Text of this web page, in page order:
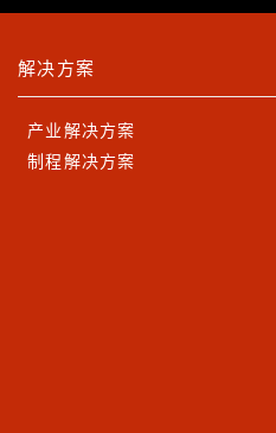
解决方案
产业解决方案
制程解决方案